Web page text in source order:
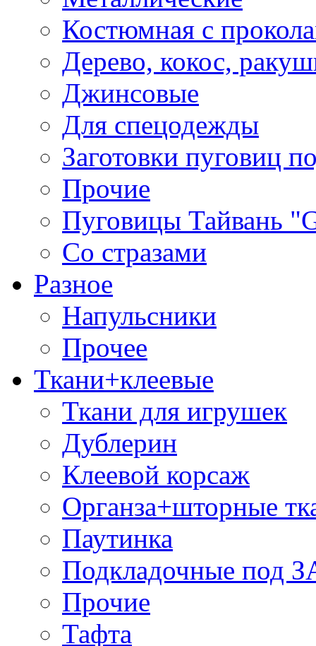
Костюмная с
Дерево, кокос,
Джинсовые
Для спецодежды
Заготовки пуговиц
Прочие
Пуговицы Тайвань
Со стразами
Разное
Напульсники
Прочее
Ткани+клеевые
Ткани для игрушек
Дублерин
Клеевой корсаж
Органза+шторные
Паутинка
Подкладочные под
Прочие
Тафта